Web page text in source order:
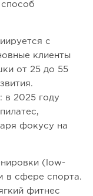
с
клиенты
от 25 до 55
в 2025 году
фокусу на
(low-
в сфере спорта.
фитнес